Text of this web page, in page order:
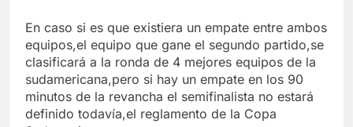
En caso si es que existiera un empate entre ambos
equipos,el equipo que gane el segundo partido,se
clasificará a la ronda de 4 mejores equipos de la
sudamericana,pero si hay un empate en los 90
minutos de la revancha el semifinalista no estará
definido todavía,el reglamento de la Copa